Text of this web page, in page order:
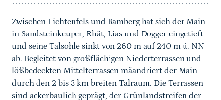
Zwischen Lichtenfels und Bamberg hat sich der Main
in Sandsteinkeuper, Rhät, Lias und Dogger eingetieft
und seine Talsohle sinkt von 260 m auf 240 m ü. NN
ab. Begleitet von großflächigen Niederterrassen und
lößbedeckten Mittelterrassen mäandriert der Main
durch den 2 bis 3 km breiten Talraum. Die Terrassen
sind ackerbaulich geprägt, der Grünlandstreifen der